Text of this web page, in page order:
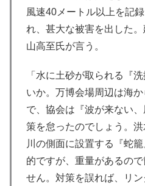
風速40メートル以上を記
れ、甚大な被害を出した
山高至氏が言う。
「水に土砂が取られる『
いか。万博会場周辺は海
で、協会は『波が来ない
策を怠ったのでしょう。
川の側面に設置する『蛇
的ですが、重量があるの
せん。対策を誤れば、リ